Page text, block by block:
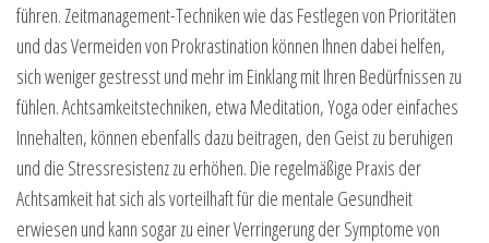
führen. Zeitmanagement-Techniken wie das Festlegen von Prioritäten
und das Vermeiden von Prokrastination können Ihnen dabei helfen,
sich weniger gestresst und mehr im Einklang mit Ihren Bedürfnissen zu
fühlen. Achtsamkeitstechniken, etwa Meditation, Yoga oder einfaches
Innehalten, können ebenfalls dazu beitragen, den Geist zu beruhigen
und die Stressresistenz zu erhöhen. Die regelmäßige Praxis der
Achtsamkeit hat sich als vorteilhaft für die mentale Gesundheit
erwiesen und kann sogar zu einer Verringerung der Symptome von